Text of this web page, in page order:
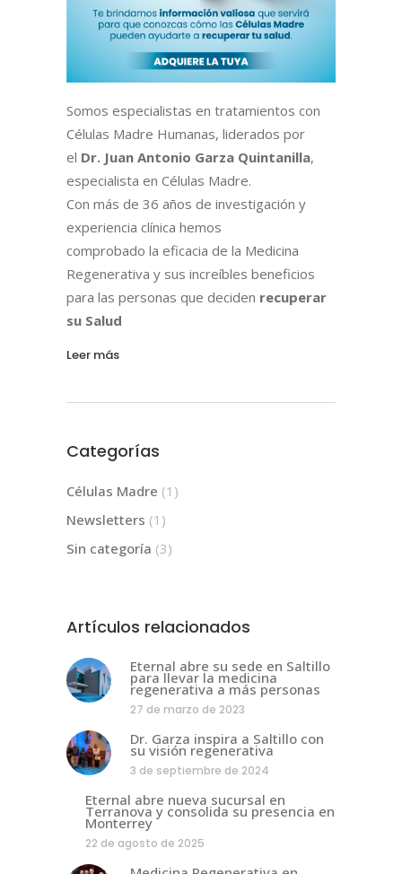
Somos especialistas en tratamientos con
Células Madre Humanas, liderados por
el Dr. Juan Antonio Garza Quintanilla,
especialista en Células Madre.
Con más de 36 años de investigación y
experiencia clínica hemos
comprobado la eficacia de la Medicina
Regenerativa y sus increíbles beneficios
para las personas que deciden recuperar
su Salud
Leer más
Categorías
Células Madre (1)
Newsletters (1)
Sin categoría (3)
Artículos relacionados
Eternal abre su sede en Saltillo
para llevar la medicina
regenerativa a más personas
27 de marzo de 2023
Dr. Garza inspira a Saltillo con
su visión regenerativa
3 de septiembre de 2024
Eternal abre nueva sucursal en
Terranova y consolida su presencia en
Monterrey
22 de agosto de 2025